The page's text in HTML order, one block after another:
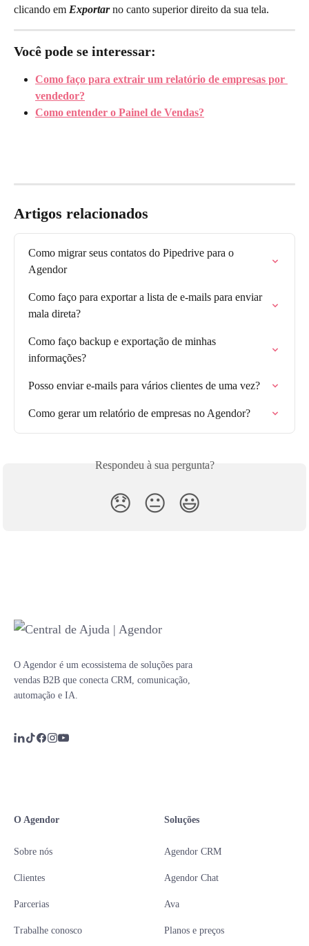
clicando em Exportar no canto superior direito da sua tela.
Você pode se interessar:
Como faço para extrair um relatório de empresas por
vendedor?
Como entender o Painel de Vendas?
Artigos relacionados
Como migrar seus contatos do Pipedrive para o
Agendor
Como faço para exportar a lista de e-mails para enviar
mala direta?
Como faço backup e exportação de minhas
informações?
Posso enviar e-mails para vários clientes de uma vez?
Como gerar um relatório de empresas no Agendor?
Respondeu à sua pergunta?
😞 😐 😃
O Agendor é um ecossistema de soluções para
vendas B2B que conecta CRM, comunicação,
automação e IA.
O Agendor
Sobre nós
Clientes
Parcerias
Trabalhe conosco
Soluções
Agendor CRM
Agendor Chat
Ava
Planos e preços